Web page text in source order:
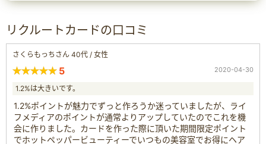
リクルートカードの口コミ
さくらもっちさん 40代 / 女性
5 2020-04-30
1.2%は大きいです。
1.2%ポイントが魅力でずっと作ろうか迷っていましたが、ライ
フメディアのポイントが通常よりアップしていたのでこれを機
会に作りました。カードを作った際に頂いた期間限定ポイント
でホットペッパービューティーでいつもの美容室でお得にヘア